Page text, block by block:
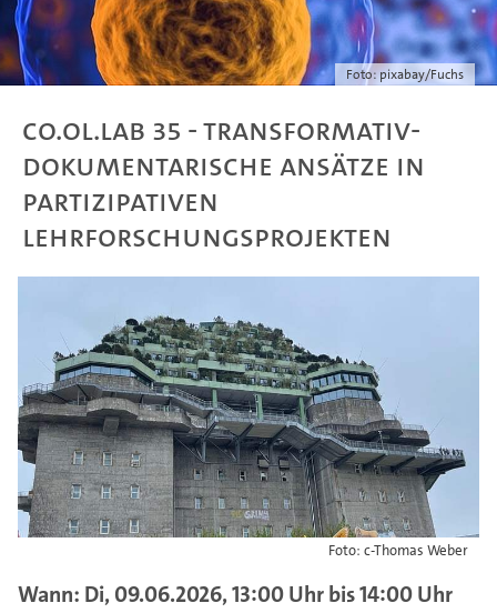
Foto: pixabay/Fuchs
Co.ol.Lab 35 - Transformativ-
dokumentarische Ansätze in
partizipativen
Lehrforschungsprojekten
Foto: c-Thomas Weber
Wann: Di, 09.06.2026, 13:00 Uhr bis 14:00 Uhr